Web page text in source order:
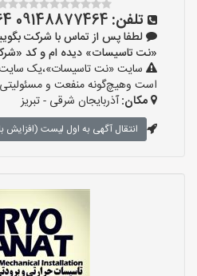
تلفن: 09148877464 09028877464
لطفا پس از تماس با شرکت
«نت تاسیسات» دیده ام و کد «شرکت-20312» را اعلام
سایت «نت تاسیسات»،یک سایت
است وهیچ‌گونه منفعت و مسئولیتی
مکان:آذربایجان شرقی - تبریز
انتقال آگهی به اول لیست (افزایش